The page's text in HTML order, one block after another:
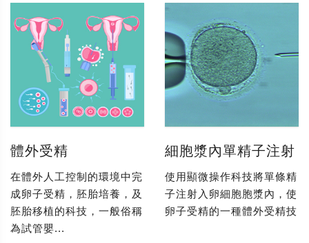
體外受精
在體外人工控制的環境中完
成卵子受精，胚胎培養，及
胚胎移植的科技，一般俗稱
為試管嬰...
細胞漿內單精子注射
使用顯微操作科技將單條精
子注射入卵細胞胞漿內，使
卵子受精的一種體外受精技